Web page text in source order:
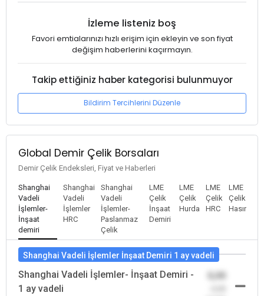
İzleme listeniz boş
Favori emtialarınızı hızlı erişim için ekleyin ve son fiyat
değişim haberlerini kaçırmayın.
Takip ettiğiniz haber kategorisi bulunmuyor
Bildirim Tercihlerini Düzenle
Global Demir Çelik Borsaları
Demir Çelik Endeksleri, Fiyat ve Haberleri
Shanghai
Vadeli
İşlemler-
İnşaat
demiri
Shanghai
Vadeli
İşlemler
HRC
Shanghai
Vadeli
İşlemler-
Paslanmaz
Çelik
LME
Çelik
İnşaat
Demiri
LME
Çelik
Hurda
LME
Çelik
HRC
LME
Çelik
Hasır
Shanghai Vadeli İşlemler İnşaat Demiri 1 ay vadeli
Shanghai Vadeli İşlemler- İnşaat Demiri -
1 ay vadeli